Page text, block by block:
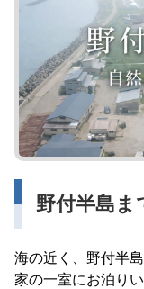
野付半島ま
海の近く、野付半
家の一室にお泊り